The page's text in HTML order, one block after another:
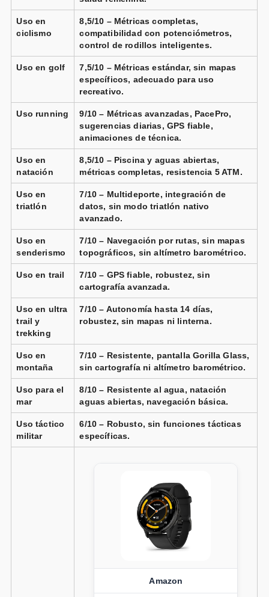
Garmin Venu 3S beige oro correa
Vendido por
📦 72h · 🚚 Gratis >49€ · 🔄 30 días
Garmin Venu 3 plata correa silicona blanco
Vendido por
Uso en
ciclismo
8,5/10 – Métricas completas,
compatibilidad con potenciómetros,
control de rodillos inteligentes.
Uso en golf
7,5/10 – Métricas estándar, sin mapas
específicos, adecuado para uso
recreativo.
Uso running
9/10 – Métricas avanzadas, PacePro,
sugerencias diarias, GPS fiable,
animaciones de técnica.
Uso en
natación
8,5/10 – Piscina y aguas abiertas,
métricas completas, resistencia 5 ATM.
Uso en
triatlón
7/10 – Multideporte, integración de
datos, sin modo triatlón nativo
avanzado.
Uso en
senderismo
7/10 – Navegación por rutas, sin mapas
topográficos, sin altímetro barométrico.
Uso en trail
7/10 – GPS fiable, robustez, sin
cartografía avanzada.
Uso en ultra
trail y
trekking
7/10 – Autonomía hasta 14 días,
robustez, sin mapas ni linterna.
Uso en
montaña
7/10 – Resistente, pantalla Gorilla Glass,
sin cartografía ni altímetro barométrico.
Uso para el
mar
8/10 – Resistente al agua, natación
aguas abiertas, navegación básica.
Uso táctico
militar
6/10 – Robusto, sin funciones tácticas
específicas.
Amazon